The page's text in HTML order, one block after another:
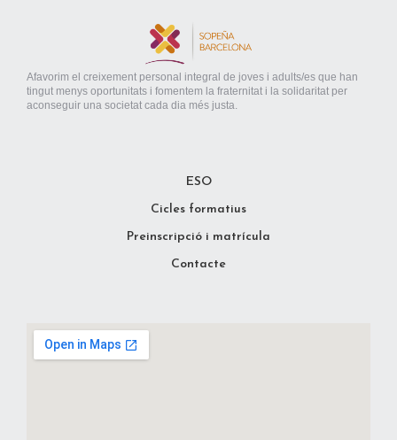
Afavorim el creixement personal integral de joves i adults/es que han
tingut menys oportunitats i fomentem la fraternitat i la solidaritat per
aconseguir una societat cada dia més justa.
ESO
Cicles formatius
Preinscripció i matrícula
Contacte